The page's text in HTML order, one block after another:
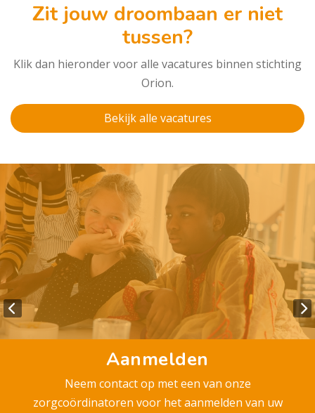
Zit jouw droombaan er niet
tussen?
Klik dan hieronder voor alle vacatures binnen stichting
Orion.
Bekijk alle vacatures
Aanmelden
Neem contact op met een van onze
zorgcoördinatoren voor het aanmelden van uw